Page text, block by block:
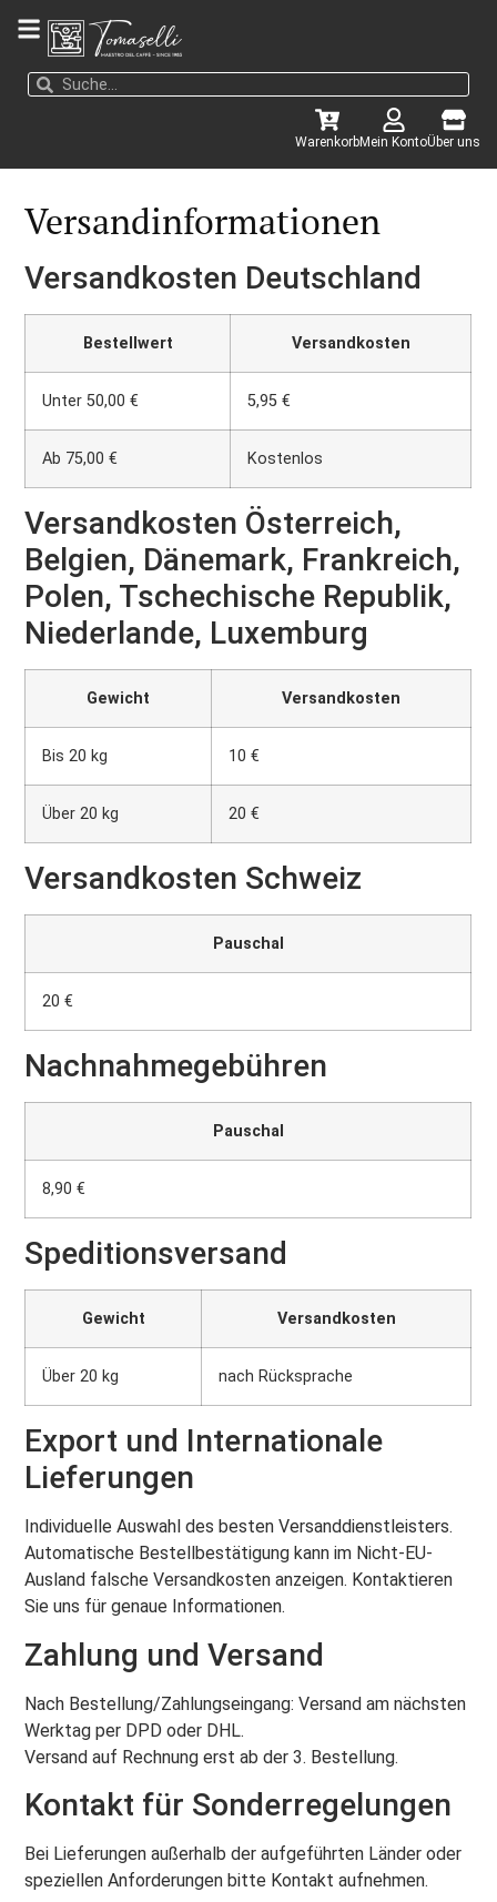
Über uns
Mein Konto
Warenkorb
Versandinformationen
Versandkosten Deutschland
Bestellwert Versandkosten
Unter 50,00 € 5,95 €
Ab 75,00 € Kostenlos
Versandkosten Österreich,
Belgien, Dänemark, Frankreich,
Polen, Tschechische Republik,
Niederlande, Luxemburg
Gewicht Versandkosten
Bis 20 kg 10 €
Über 20 kg 20 €
Versandkosten Schweiz
Pauschal
20 €
Nachnahmegebühren
Pauschal
8,90 €
Speditionsversand
Gewicht Versandkosten
Über 20 kg nach Rücksprache
Export und Internationale
Lieferungen
Individuelle Auswahl des besten Versanddienstleisters.
Automatische Bestellbestätigung kann im Nicht-EU-
Ausland falsche Versandkosten anzeigen. Kontaktieren
Sie uns für genaue Informationen.
Zahlung und Versand
Nach Bestellung/Zahlungseingang: Versand am nächsten
Werktag per DPD oder DHL.
Versand auf Rechnung erst ab der 3. Bestellung.
Kontakt für Sonderregelungen
Bei Lieferungen außerhalb der aufgeführten Länder oder
speziellen Anforderungen bitte Kontakt aufnehmen.